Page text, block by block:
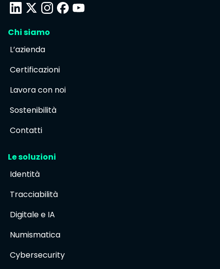
Chi siamo
L’azienda
Certificazioni
Lavora con noi
Sostenibilità
Contatti
Le soluzioni
Identità
Tracciabilità
Digitale e IA
Numismatica
Cybersecurity